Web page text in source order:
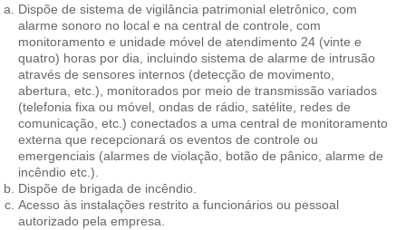
Dispõe de sistema de vigilância patrimonial eletrônico, com
alarme sonoro no local e na central de controle, com
monitoramento e unidade móvel de atendimento 24 (vinte e
quatro) horas por dia, incluindo sistema de alarme de intrusão
através de sensores internos (detecção de movimento,
abertura, etc.), monitorados por meio de transmissão variados
(telefonia fixa ou móvel, ondas de rádio, satélite, redes de
comunicação, etc.) conectados a uma central de monitoramento
externa que recepcionará os eventos de controle ou
emergenciais (alarmes de violação, botão de pânico, alarme de
incêndio etc.).
Dispõe de brigada de incêndio.
Acesso às instalações restrito a funcionários ou pessoal
autorizado pela empresa.